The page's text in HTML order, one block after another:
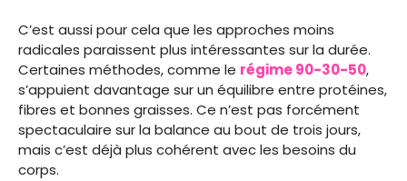
C’est aussi pour cela que les approches moins
radicales paraissent plus intéressantes sur la durée.
Certaines méthodes, comme le régime 90-30-50,
s’appuient davantage sur un équilibre entre protéines,
fibres et bonnes graisses. Ce n’est pas forcément
spectaculaire sur la balance au bout de trois jours,
mais c’est déjà plus cohérent avec les besoins du
corps.